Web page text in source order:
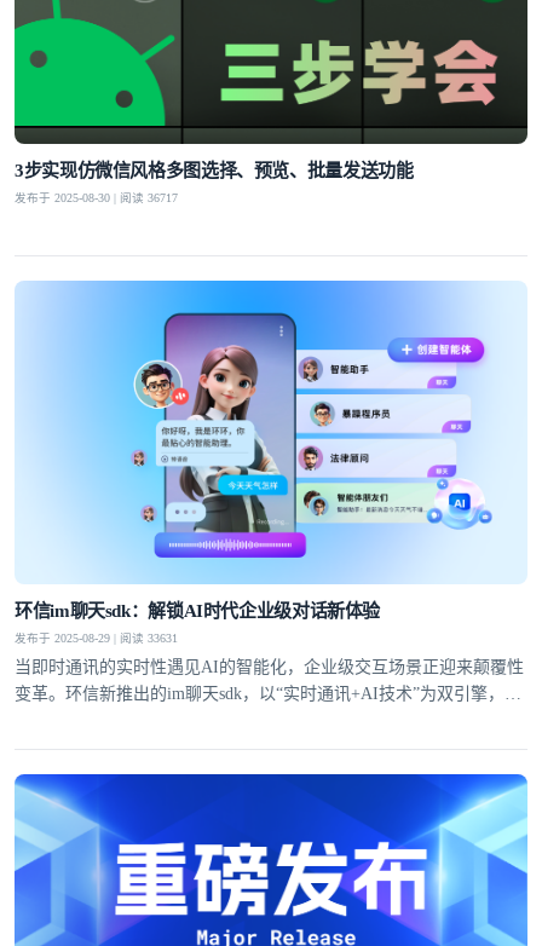
3步实现仿微信风格多图选择、预览、批量发送功能
发布于 2025-08-30 | 阅读 36717
环信im聊天sdk：解锁AI时代企业级对话新体验
发布于 2025-08-29 | 阅读 33631
当即时通讯的实时性遇见AI的智能化，企业级交互场景正迎来颠覆性
变革。环信新推出的im聊天sdk，以“实时通讯+AI技术”为双引擎，通
到高并发场景落地的全链路解决方案